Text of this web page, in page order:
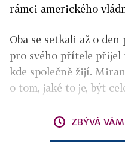
rámci amerického
Oba se setkali až o
pro svého přítele přijel
kde společně žijí.
o tom, jaké to je, být
ZBÝVÁ